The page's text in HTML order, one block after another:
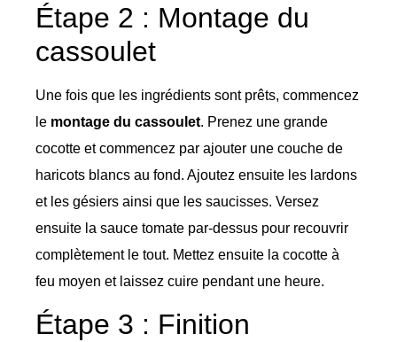
Étape 2 : Montage du
cassoulet
Une fois que les ingrédients sont prêts, commencez
le montage du cassoulet. Prenez une grande
cocotte et commencez par ajouter une couche de
haricots blancs au fond. Ajoutez ensuite les lardons
et les gésiers ainsi que les saucisses. Versez
ensuite la sauce tomate par-dessus pour recouvrir
complètement le tout. Mettez ensuite la cocotte à
feu moyen et laissez cuire pendant une heure.
Étape 3 : Finition